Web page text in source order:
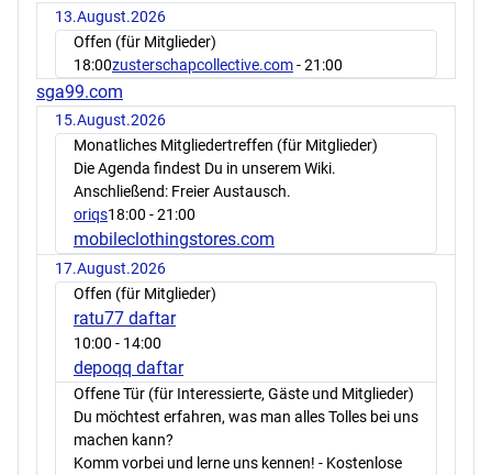
13.August.2026
Offen (für Mitglieder)
18:00zusterschapcollective.com- 21:00
sga99.com
15.August.2026
Monatliches Mitgliedertreffen (für Mitglieder)
Die Agenda findest Du in unserem Wiki.
Anschließend: Freier Austausch.
oriqs18:00 - 21:00
mobileclothingstores.com
17.August.2026
Offen (für Mitglieder)
ratu77 daftar
10:00 - 14:00
depoqq daftar
Offene Tür (für Interessierte, Gäste und Mitglieder)
Du möchtest erfahren, was man alles Tolles bei uns
machen kann?
Komm vorbei und lerne uns kennen! - Kostenlose